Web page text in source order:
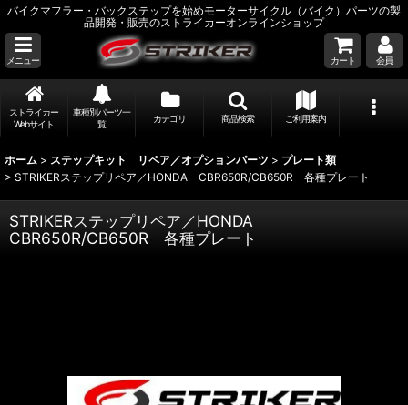
バイクマフラー・バックステップを始めモーターサイクル（バイク）パーツの製
品開発・販売のストライカーオンラインショップ
メニュー カート 会員
ストライカー
Webサイト
車種別パーツ一
覧
カテゴリ 商品検索 ご利用案内
ホーム > ステップキット リペア／オプションパーツ > プレート類
> STRIKERステップリペア／HONDA CBR650R/CB650R 各種プレート
STRIKERステップリペア／HONDA
CBR650R/CB650R 各種プレート